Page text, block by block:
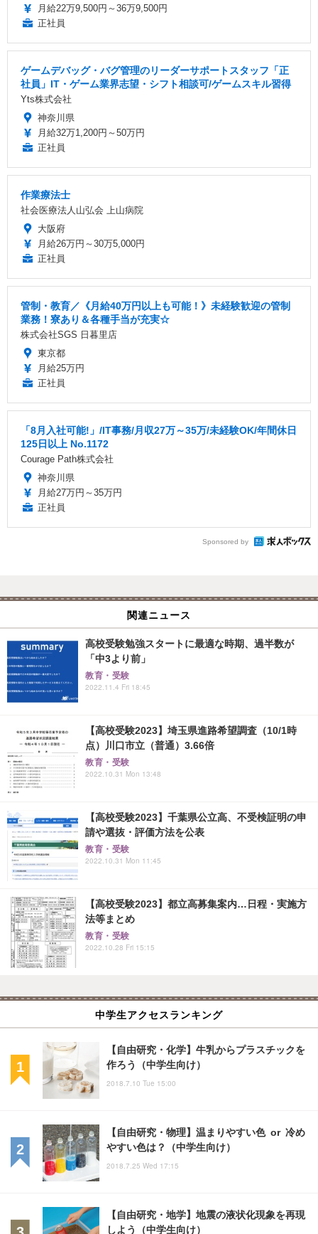
月給22万9,500円～36万9,500円
正社員
ゲームデバッグ・バグ管理のリーダーサポートスタッフ「正
社員」IT・ゲーム業界志望・シフト相談可/ゲームスキル習得
Yts株式会社
神奈川県
月給32万1,200円～50万円
正社員
作業療法士
社会医療法人山弘会 上山病院
大阪府
月給26万円～30万5,000円
正社員
管制・教育／《月給40万円以上も可能！》未経験歓迎の管制
業務！寮あり＆各種手当が充実☆
株式会社SGS 日暮里店
東京都
月給25万円
正社員
「8月入社可能!」/IT事務/月収27万～35万/未経験OK/年間休日
125日以上 No.1172
Courage Path株式会社
神奈川県
月給27万円～35万円
正社員
Sponsored by
関連ニュース
高校受験勉強スタートに最適な時期、過半数が
「中3より前」
教育・受験
2022.11.4 Fri 18:45
【高校受験2023】埼玉県進路希望調査（10/1時
点）川口市立（普通）3.66倍
教育・受験
2022.10.31 Mon 13:48
【高校受験2023】千葉県公立高、不受検証明の申
請や選抜・評価方法を公表
教育・受験
2022.10.31 Mon 11:45
【高校受験2023】都立高募集案内…日程・実施方
法等まとめ
教育・受験
2022.10.28 Fri 15:15
中学生アクセスランキング
【自由研究・化学】牛乳からプラスチックを
作ろう（中学生向け）
2018.7.10 Tue 15:00
【自由研究・物理】温まりやすい色 or 冷め
やすい色は？（中学生向け）
2018.7.25 Wed 17:15
【自由研究・地学】地震の液状化現象を再現
しよう（中学生向け）